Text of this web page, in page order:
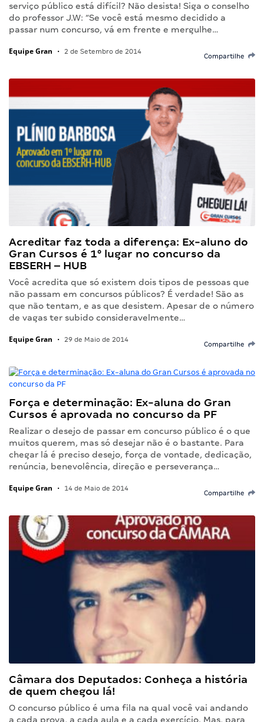
serviço público está difícil? Não desista! Siga o conselho
do professor J.W: “Se você está mesmo decidido a
passar num concurso, vá em frente e mergulhe…
Equipe Gran • 2 de Setembro de 2014
Compartilhe
Acreditar faz toda a diferença: Ex-aluno do
Gran Cursos é 1° lugar no concurso da
EBSERH – HUB
Você acredita que só existem dois tipos de pessoas que
não passam em concursos públicos? É verdade! São as
que não tentam, e as que desistem. Apesar de o número
de vagas ter subido consideravelmente…
Equipe Gran • 29 de Maio de 2014
Compartilhe
Força e determinação: Ex-aluna do Gran
Cursos é aprovada no concurso da PF
Realizar o desejo de passar em concurso público é o que
muitos querem, mas só desejar não é o bastante. Para
chegar lá é preciso desejo, força de vontade, dedicação,
renúncia, benevolência, direção e perseverança…
Equipe Gran • 14 de Maio de 2014
Compartilhe
Câmara dos Deputados: Conheça a história
de quem chegou lá!
O concurso público é uma fila na qual você vai andando
a cada prova, a cada aula e a cada exercício. Mas, para